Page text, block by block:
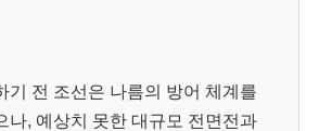
기 전 조선은 나름의 방어 체계를
나, 예상치 못한 대규모 전면전과